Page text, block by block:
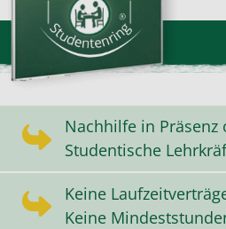
Nachhilfe in Präsenz
Studentische
Keine
Keine